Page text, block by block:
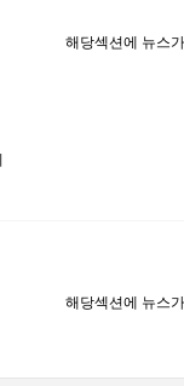
해당섹션에 뉴스
해당섹션에 뉴스